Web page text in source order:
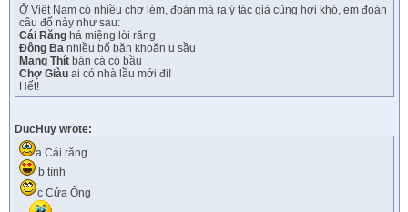
Ở Việt Nam có nhiều chợ lém, đoán mà ra ý tác giả cũng hơi khó, em đoán
câu đố này như sau:
Cái Răng há miệng lòi răng
Đông Ba nhiều bố băn khoăn u sầu
Mang Thít bán cá có bầu
Chợ Giàu ai có nhà lầu mới đi!
Hết!
DucHuy wrote:
a Cái răng
b tình
c Cửa Ông